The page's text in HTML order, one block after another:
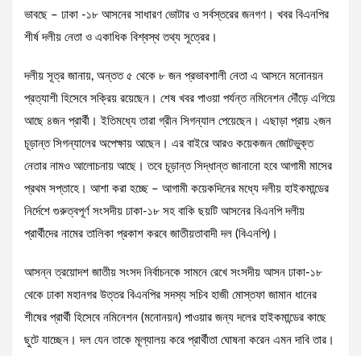
ভাবছে – ঢাকা -১৮ আসনের সাধারণ ভোটার ও সর্বস্তরের জনগণ। খবর বিএনপির
শীর্ষ দলীয় নেতা ও একাধিক বিশ্বস্থ তথ্য সূত্রের।
দলীয় সূত্র জানায়, অন্তত ৫ থেকে ৮ জন প্রভাবশালী নেতা এ আসনে মনোনয়ন
প্রত্যাশী হিসেবে সক্রিয় রয়েছেন। শেষ খবর পাওয়া পর্যন্ত নমিনেশন দৌঁড়ে এগিয়ে
আছে ৪জন প্রার্থী। ইতিমধ্যে তারা গ্রীন সিগন্যাল পেয়েছেন। এছাড়া প্রায় ২জন
চূড়ান্ত সিগন্যালের অপেক্ষায় আছেন। এর বাইরে আরও কয়েকজন জোটভুক্ত
নেতার নামও আলোচনায় আছে। তবে চূড়ান্ত সিদ্ধান্ত জানানো হবে আগামী মাসের
প্রথম সপ্তাহে। আশা করা হচ্ছে – আগামী কয়েকদিনের মধ্যে দলীয় হাইকমান্ডের
নির্দেশে গুরুত্বপূর্ণ সংসদীয় ঢাকা-১৮ সহ বাকি ছয়টি আসনের বিএনপি দলীয়
প্রার্থীদের নামের তালিকা প্রকাশ করবে জাতীয়তাবাদী দল (বিএনপি)।
আসন্ন ত্রয়োদশ জাতীয় সংসদ নির্বাচনকে সামনে রেখে সংসদীয় আসন ঢাকা-১৮
থেকে ঢাকা মহানগর উত্তর বিএনপির সদস্য সচিব হাজী মোস্তফা জামান ধানের
শীষের প্রার্থী হিসেবে নমিনেশন (মনোনয়ন) পাওয়ার জন্য দলের হাইকমান্ডের কাছে
ছুটে যাচ্ছেন। দল যেন তাকে মূল্যালয় করে প্রার্থীতা ঘোষনা করেন এমন দাবি তার।